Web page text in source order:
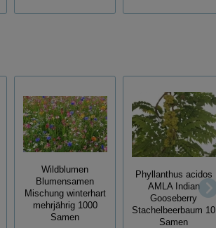
Wildblumen
Blumensamen
Mischung winterhart
mehrjährig 1000
Samen
Phyllanthus acidos
AMLA Indian
Gooseberry
Stachelbeerbaum 10
Samen